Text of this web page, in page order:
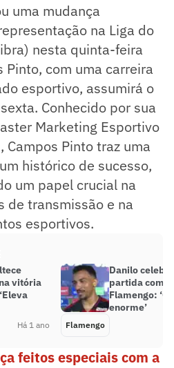
uma mudança
na Liga do
nesta quinta-feira
Pinto, com uma carreira
esportivo, assumirá o
Conhecido por sua
Marketing Esportivo
Campos Pinto traz uma
histórico de sucesso,
um papel crucial na
de transmissão e na
esportivos.
vitória
Há 1 ano
Danilo
partida como
Flamengo:
enorme’
Flamengo
feitos especiais com a